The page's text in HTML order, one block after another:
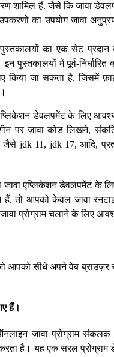
शामिल हैं. जैसे कि जावा
का उपयोग जावा
का एक सेट प्रदान
पुस्तकालयों में पूर्व-निर्धारित
किया जा सकता है. जिसमें
डेवलपमेंट के लिए
पर जावा कोड लिखने,
jdk 11, jdk 17, आदि,
जावा एप्लिकेशन डेवलपमेंट के
हैं. तो आपको केवल जावा
प्रोग्राम चलाने के लिए
आपको सीधे अपने वेब ब्राउज़र
हैं।
जावा प्रोग्राम संकलक
करता है। यह एक सरल